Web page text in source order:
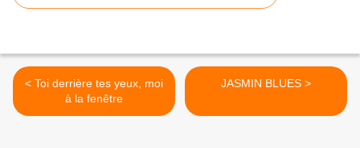
< Toi derrière tes yeux, moi
à la fenêtre
JASMIN BLUES >